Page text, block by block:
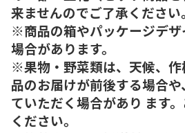
来ませんのでご了承ください。
※商品の箱やパッケージデザ
場合があります。
※果物・野菜類は、天候、作
品のお届けが前後する場合
ていただく場合があり ます
ください。